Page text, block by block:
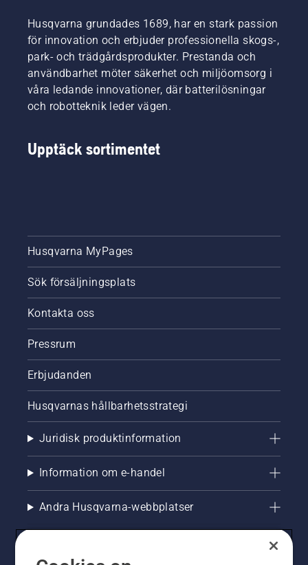
Husqvarna grundades 1689, har en stark passion
för innovation och erbjuder professionella skogs-,
park- och trädgårdsprodukter. Prestanda och
användbarhet möter säkerhet och miljöomsorg i
våra ledande innovationer, där batterilösningar
och robotteknik leder vägen.
Upptäck sortimentet
Husqvarna MyPages
Sök försäljningsplats
Kontakta oss
Pressrum
Erbjudanden
Husqvarnas hållbarhetsstrategi
Juridisk produktinformation
Information om e-handel
Andra Husqvarna-webbplatser